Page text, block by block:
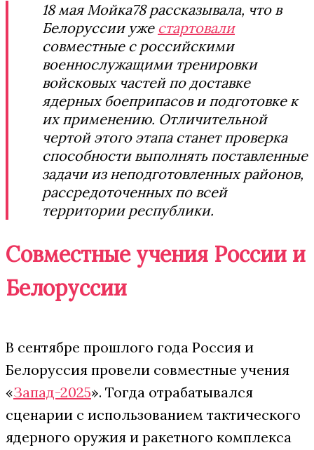
18 мая Мойка78 рассказывала, что в
Белоруссии уже стартовали
совместные с российскими
военнослужащими тренировки
войсковых частей по доставке
ядерных боеприпасов и подготовке к
их применению. Отличительной
чертой этого этапа станет проверка
способности выполнять поставленные
задачи из неподготовленных районов,
рассредоточенных по всей
территории республики.
Совместные учения России и
Белоруссии
В сентябре прошлого года Россия и
Белоруссия провели совместные учения
«Запад-2025». Тогда отрабатывался
сценарии с использованием тактического
ядерного оружия и ракетного комплекса